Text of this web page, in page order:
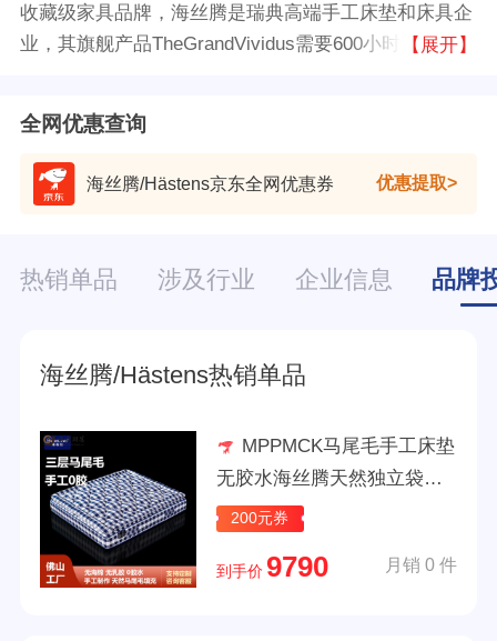
收藏级家具品牌，海丝腾是瑞典高端手工床垫和床具企
业，其旗舰产品TheGrandVividus需要600小时手工制
的工艺成就，其历经六代传承，保留精湛工艺，成就今
日辉煌。
【展开】
全网优惠查询
海丝腾/Hästens京东全网优惠券 优惠提取
热销单品 涉及行业 企业信息 品牌
海丝腾/Hästens热销单品
MPPMCK马尾毛手工床垫
无胶水海丝腾天然独立袋弹
簧床垫席梦思软垫 顶垫 1500
200元券
到手价 9790 月销 0 件